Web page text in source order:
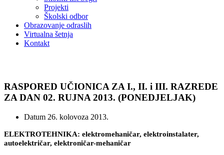
Projekti
Školski odbor
Obrazovanje odraslih
Virtualna šetnja
Kontakt
RASPORED UČIONICA ZA I., II. i III. RAZREDE
ZA DAN 02. RUJNA 2013. (PONEDJELJAK)
Datum 26. kolovoza 2013.
ELEKTROTEHNIKA: elektromehaničar, elektroinstalater,
autoelektričar, elektroničar-mehaničar